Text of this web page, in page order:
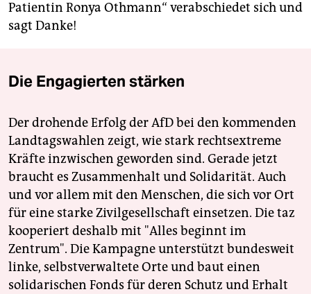
Patientin Ronya Othmann“ verabschiedet sich und
sagt Danke!
Die Engagierten stärken
Der drohende Erfolg der AfD bei den kommenden
Landtagswahlen zeigt, wie stark rechtsextreme
Kräfte inzwischen geworden sind. Gerade jetzt
braucht es Zusammenhalt und Solidarität. Auch
und vor allem mit den Menschen, die sich vor Ort
für eine starke Zivilgesellschaft einsetzen. Die taz
kooperiert deshalb mit "Alles beginnt im
Zentrum". Die Kampagne unterstützt bundesweit
linke, selbstverwaltete Orte und baut einen
solidarischen Fonds für deren Schutz und Erhalt